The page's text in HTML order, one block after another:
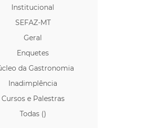
Institucional
SEFAZ-MT
Geral
Enquetes
da Gastronomia
Inadimplência
Cursos e Palestras
Todas ()